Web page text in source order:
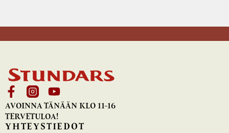
AVOINNA TÄNÄÄN KLO 11-16
TERVETULOA!
YHTEYSTIEDOT